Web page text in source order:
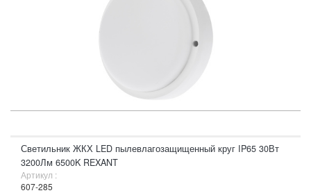
Светильник ЖКХ LED пылевлагозащищенный круг IP65 30Вт
3200Лм 6500K REXANT
Артикул :
607-285